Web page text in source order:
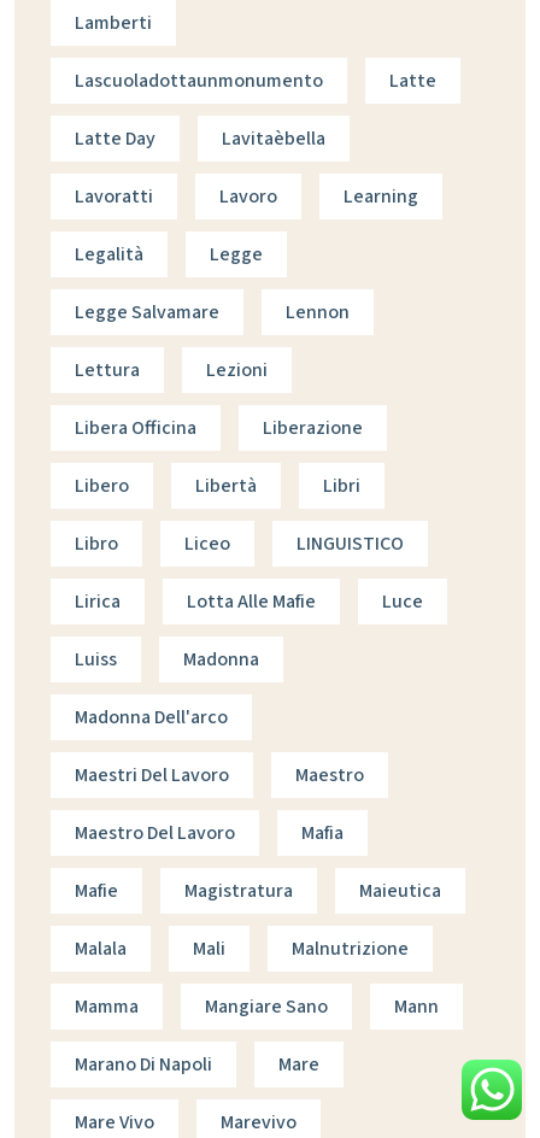
Lamberti
Lascuoladottaunmonumento Latte
Latte Day Lavitaèbella
Lavoratti Lavoro Learning
Legalità Legge
Legge Salvamare Lennon
Lettura Lezioni
Libera Officina Liberazione
Libero Libertà Libri
Libro Liceo LINGUISTICO
Lirica Lotta Alle Mafie Luce
Luiss Madonna
Madonna Dell'arco
Maestri Del Lavoro Maestro
Maestro Del Lavoro Mafia
Mafie Magistratura Maieutica
Malala Mali Malnutrizione
Mamma Mangiare Sano Mann
Marano Di Napoli Mare
Mare Vivo Marevivo